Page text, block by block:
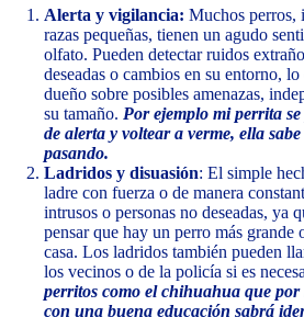
Alerta y vigilancia: Muchos perros,
razas pequeñas, tienen un agudo
olfato. Pueden detectar ruidos
deseadas o cambios en su entorno, lo
dueño sobre posibles amenazas,
su tamaño. Por ejemplo mi perrita
de alerta y voltear a verme, ella
pasando.
Ladridos y disuasión: El simple
ladre con fuerza o de manera
intrusos o personas no deseadas, ya
pensar que hay un perro más grande
casa. Los ladridos también pueden
los vecinos o de la policía si es
perritos como el chihuahua que
con una buena educación sabrá